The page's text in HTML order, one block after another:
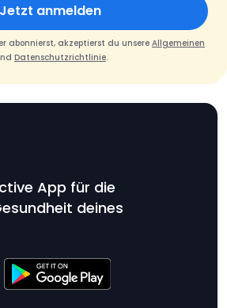
Jetzt anmelden
abonnierst, akzeptierst du unsere Allgemeinen
Datenschutzrichtlinie.
App für die
deines